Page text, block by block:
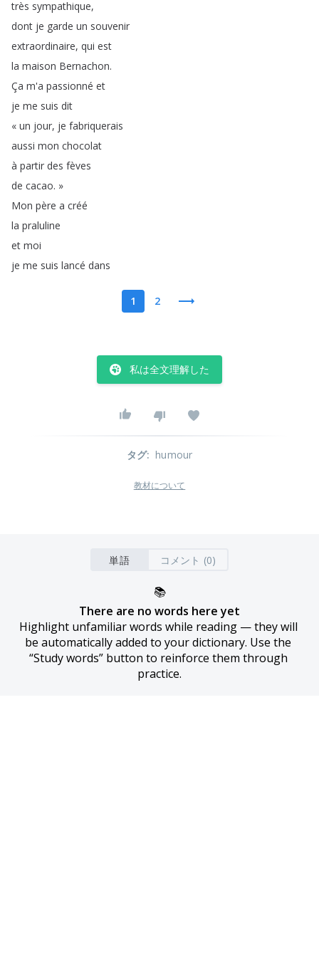
très sympathique,
dont je garde un souvenir
extraordinaire, qui est
la maison Bernachon.
Ça m'a passionné et
je me suis dit
« un jour, je fabriquerais
aussi mon chocolat
à partir des fèves
de cacao. »
Mon père a créé
la praluline
et moi
je me suis lancé dans
1 2
私は全文理解した
タグ: humour
教材について
単語 コメント (0)
📚
There are no words here yet
Highlight unfamiliar words while reading — they will
be automatically added to your dictionary. Use the
“Study words” button to reinforce them through
practice.